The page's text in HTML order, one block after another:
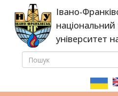
основного
вмісту
Івано-
національний
університет
ПОШУКОВА
ПОШУК